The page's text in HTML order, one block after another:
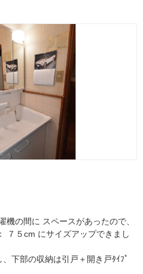
の間に スペースがあったので、
７５cm にサイズアップできまし
下部の収納は引戸＋開き戸ﾀｲﾌﾟ